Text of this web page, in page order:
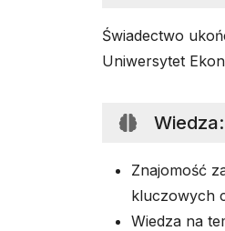
Świadectwo
Uniwersytet
Wiedza:
Znajomość
kluczowych
Wiedza na